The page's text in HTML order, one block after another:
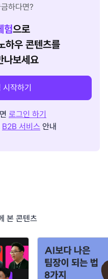
하다면?
험으로
우 콘텐츠를
나보세요
작하기
로그인 하기
B2B 서비스 안내
본 콘텐츠